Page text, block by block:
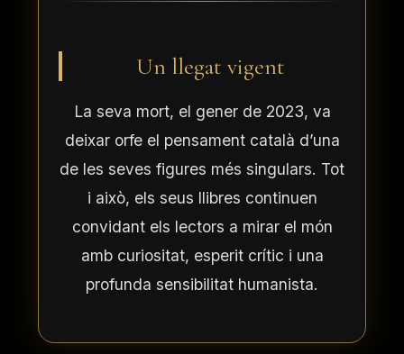
Un llegat vigent
La seva mort, el gener de 2023, va
deixar orfe el pensament català d’una
de les seves figures més singulars. Tot
i això, els seus llibres continuen
convidant els lectors a mirar el món
amb curiositat, esperit crític i una
profunda sensibilitat humanista.